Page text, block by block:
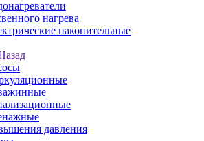
нагрева
накопительные
давления